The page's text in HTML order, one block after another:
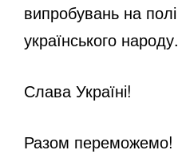
випробувань на полі
українського народу.
Слава Україні!
Разом переможемо!